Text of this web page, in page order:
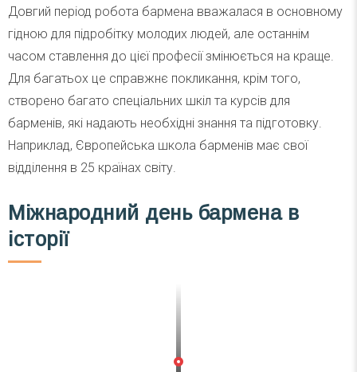
Довгий період робота бармена вважалася в основному
гідною для підробітку молодих людей, але останнім
часом ставлення до цієї професії змінюється на краще.
Для багатьох це справжнє покликання, крім того,
створено багато спеціальних шкіл та курсів для
барменів, які надають необхідні знання та підготовку.
Наприклад, Європейська школа барменів має свої
відділення в 25 країнах світу.
Міжнародний день бармена в
історії